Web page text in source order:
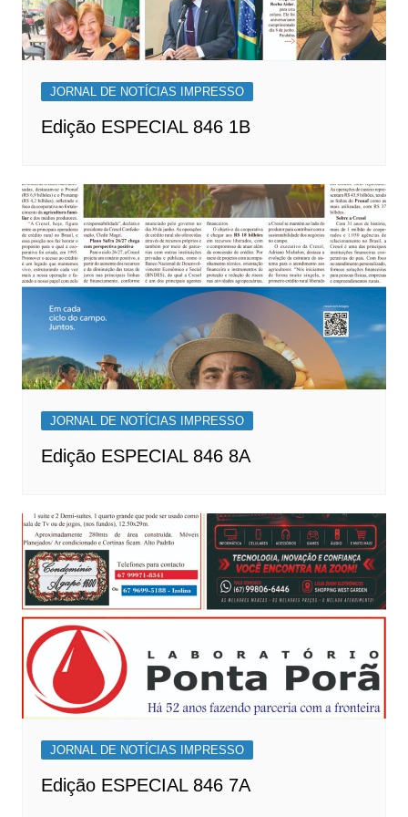
JORNAL DE NOTÍCIAS IMPRESSO
Edição ESPECIAL 846 1B
JORNAL DE NOTÍCIAS IMPRESSO
Edição ESPECIAL 846 8A
JORNAL DE NOTÍCIAS IMPRESSO
Edição ESPECIAL 846 7A